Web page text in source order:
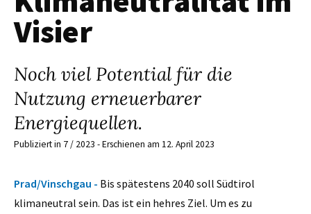
Visier
Noch viel Potential für die
Nutzung erneuerbarer
Energiequellen.
Publiziert in 7 / 2023 - Erschienen am 12. April 2023
Prad/Vinschgau - Bis spätestens 2040 soll Südtirol
klimaneutral sein. Das ist ein hehres Ziel. Um es zu